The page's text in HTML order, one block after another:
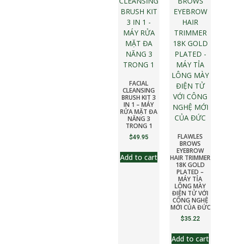
FACIAL
CLEANSING
BRUSH KIT 3
IN 1 – MÁY
RỬA MẶT ĐA
NĂNG 3
TRONG 1
$49.95
Add to cart
FLAWLES
BROWS
EYEBROW
HAIR TRIMMER
18K GOLD
PLATED –
MÁY TỈA
LÔNG MÀY
ĐIỆN TỬ VỚI
CÔNG NGHỆ
MỚI CỦA ĐỨC
$35.22
Add to cart